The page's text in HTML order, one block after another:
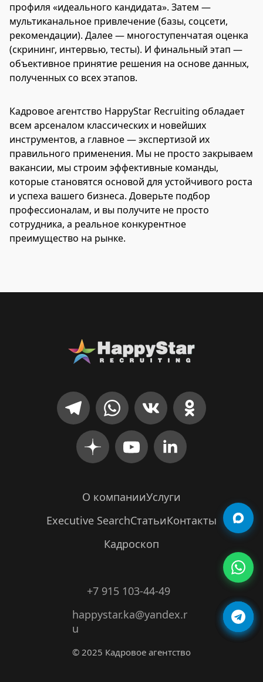
профиля «идеального кандидата». Затем —
мультиканальное привлечение (базы, соцсети,
рекомендации). Далее — многоступенчатая оценка
(скрининг, интервью, тесты). И финальный этап —
объективное принятие решения на основе данных,
полученных со всех этапов.
Кадровое агентство HappyStar Recruiting обладает
всем арсеналом классических и новейших
инструментов, а главное — экспертизой их
правильного применения. Мы не просто закрываем
вакансии, мы строим эффективные команды,
которые становятся основой для устойчивого роста
и успеха вашего бизнеса. Доверьте подбор
профессионалам, и вы получите не просто
сотрудника, а реальное конкурентное
преимущество на рынке.
О компанииУслуги
Executive SearchСтатьиКонтакты
Кадроскоп
© 2025 Кадровое агентство
+7 915 103-44-49
happystar.ka@yandex.r
u